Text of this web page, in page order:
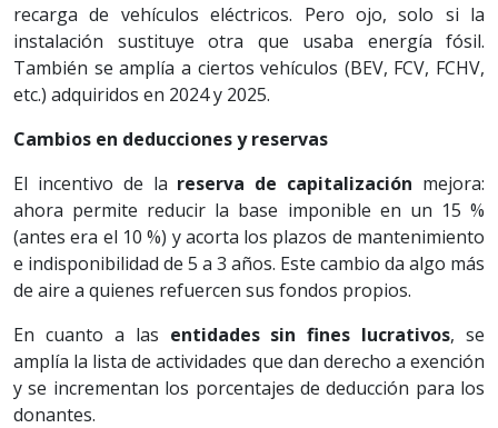
recarga de vehículos eléctricos. Pero ojo, solo si la
instalación sustituye otra que usaba energía fósil.
También se amplía a ciertos vehículos (BEV, FCV, FCHV,
etc.) adquiridos en 2024 y 2025.
Cambios en deducciones y reservas
El incentivo de la reserva de capitalización mejora:
ahora permite reducir la base imponible en un 15 %
(antes era el 10 %) y acorta los plazos de mantenimiento
e indisponibilidad de 5 a 3 años. Este cambio da algo más
de aire a quienes refuercen sus fondos propios.
En cuanto a las entidades sin fines lucrativos, se
amplía la lista de actividades que dan derecho a exención
y se incrementan los porcentajes de deducción para los
donantes.